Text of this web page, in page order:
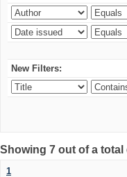
New Filters:
Showing 7 out of a total
1